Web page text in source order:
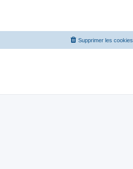
Supprimer les cookies